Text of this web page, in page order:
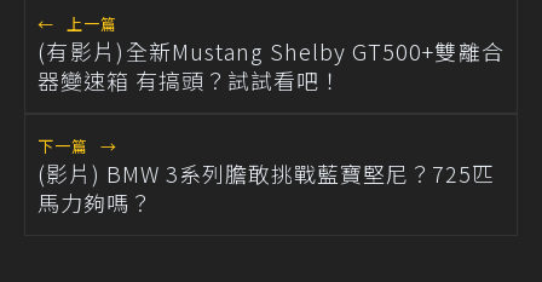
← 上一篇
(有影片)全新Mustang Shelby GT500+雙離合
器變速箱 有搞頭？試試看吧！
下一篇 →
(影片) BMW 3系列膽敢挑戰藍寶堅尼？725匹
馬力夠嗎？